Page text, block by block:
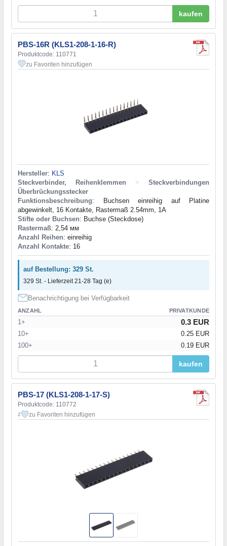
kaufen
PBS-16R (KLS1-208-1-16-R)
Produktcode: 110771
zu Favoriten hinzufügen
Hersteller: KLS
Steckverbinder, Reihenklemmen
>
Steckverbindungen
Überbrückungsstecker
Funktionsbeschreibung: Buchsen einreihig auf Platine
abgewinkelt, 16 Kontakte, Rastermaß 2.54mm, 1A
Stifte oder Buchsen: Buchse (Steckdose)
Rastermaß: 2,54 мм
Anzahl Reihen: einreihig
Anzahl Kontakte: 16
auf Bestellung: 329 St.
329 St. - Lieferzeit 21-28 Tag (e)
Benachrichtigung bei Verfügbarkeit
ANZAHL PRIVATKUNDE
1+ 0.3 EUR
10+
0.25 EUR
100+
0.19 EUR
kaufen
PBS-17 (KLS1-208-1-17-S)
Produktcode: 110772
2 zu Favoriten hinzufügen